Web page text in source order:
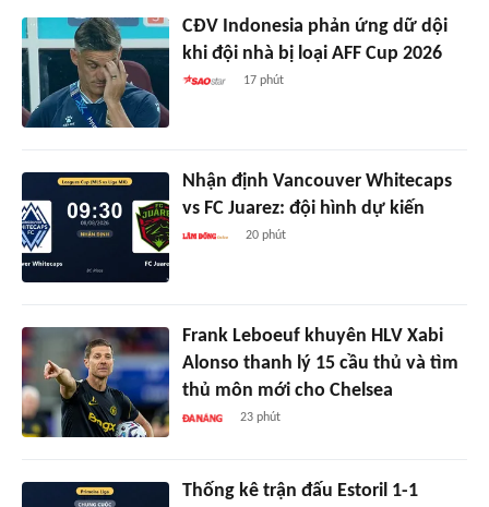
CĐV Indonesia phản ứng dữ dội
khi đội nhà bị loại AFF Cup 2026
17 phút
Nhận định Vancouver Whitecaps
vs FC Juarez: đội hình dự kiến
20 phút
Frank Leboeuf khuyên HLV Xabi
Alonso thanh lý 15 cầu thủ và tìm
thủ môn mới cho Chelsea
23 phút
Thống kê trận đấu Estoril 1-1